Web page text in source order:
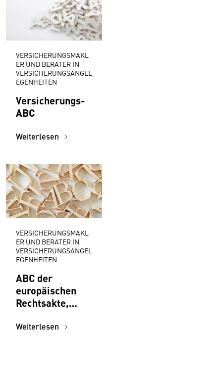
VERSICHERUNGSMAKL
ER UND BERATER IN
VERSICHERUNGSANGEL
EGENHEITEN
Versicherungs-
ABC
Weiterlesen
VERSICHERUNGSMAKL
ER UND BERATER IN
VERSICHERUNGSANGEL
EGENHEITEN
ABC der
europäischen
Rechtsakte,
Institutionen für
Weiterlesen